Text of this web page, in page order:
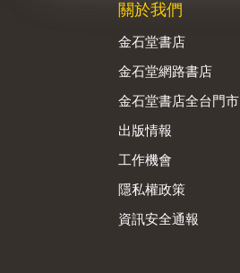
關於我們
金石堂書店
金石堂網路書店
金石堂書店全台門市
出版情報
工作機會
隱私權政策
資訊安全通報